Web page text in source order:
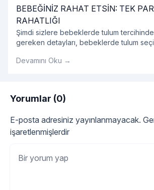
BEBEĞİNİZ RAHAT ETSİN: TEK
RAHATLIĞI
Şimdi sizlere bebeklerde tulum
gereken detayları, bebeklerde tulum
tüm detayları sırasıyla açıklayalım.
Devamını Oku →
Yorumlar (0)
E-posta adresiniz yayınlanmayacak.
işaretlenmişlerdir